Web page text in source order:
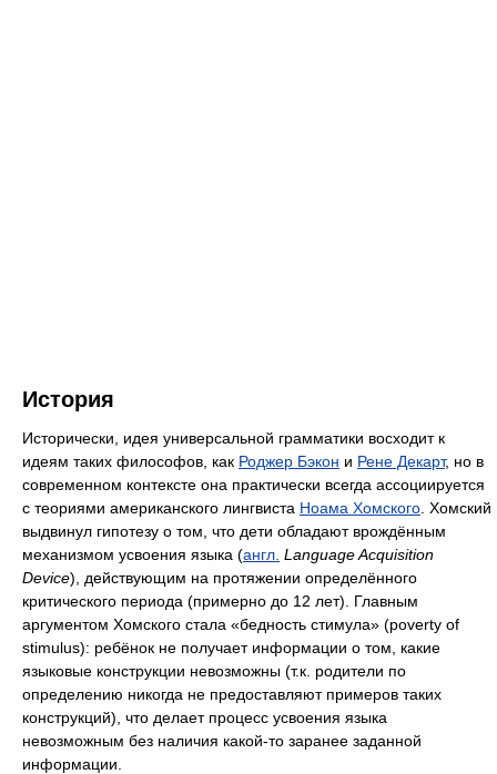
История
Исторически, идея универсальной грамматики восходит к
идеям таких философов, как Роджер Бэкон и Рене Декарт, но в
современном контексте она практически всегда ассоциируется
с теориями американского лингвиста Ноама Хомского . Хомский
выдвинул гипотезу о том, что дети обладают врождённым
механизмом усвоения языка (англ. Language Acquisition
Device), действующим на протяжении определённого
критического периода (примерно до 12 лет). Главным
аргументом Хомского стала «бедность стимула» (poverty of
stimulus): ребёнок не получает информации о том, какие
языковые конструкции невозможны (т.к. родители по
определению никогда не предоставляют примеров таких
конструкций), что делает процесс усвоения языка
невозможным без наличия какой-то заранее заданной
информации.